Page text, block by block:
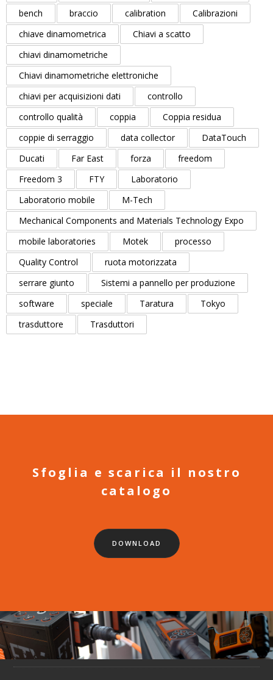
bench
braccio calibration
Calibrazioni
chiave dinamometrica
Chiavi a scatto
chiavi dinamometriche
Chiavi dinamometriche elettroniche
chiavi per acquisizioni dati
controllo
controllo qualità
coppia
Coppia residua
coppie di serraggio
data collector
DataTouch
Ducati
Far East forza
freedom
Freedom 3
FTY
Laboratorio
Laboratorio mobile
M-Tech
Mechanical Components and Materials Technology Expo
mobile laboratories
Motek
processo
Quality Control
ruota motorizzata
serrare giunto
Sistemi a pannello per produzione
software
speciale Taratura
Tokyo
trasduttore
Trasduttori
Sfoglia e scarica il nostro
catalogo
DOWNLOAD